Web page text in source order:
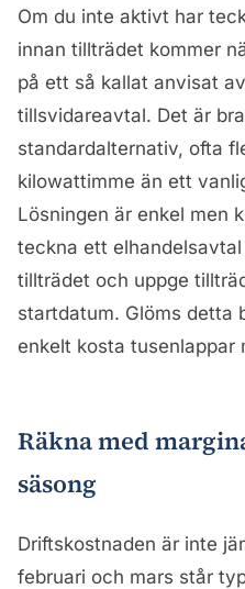
Om du inte aktivt har
innan tillträdet kommer
på ett så kallat anvisat
tillsvidareavtal. Det är
standardalternativ, ofta
kilowattimme än ett
Lösningen är enkel men
teckna ett
tillträdet och uppge
startdatum. Glöms detta
enkelt kosta tusenlappar
Räkna med
säsong
Driftskostnaden är inte
februari och mars står